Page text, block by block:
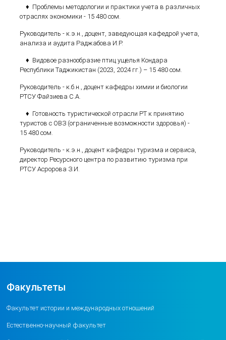
♦ Проблемы методологии и практики учета в различных
отраслях экономики - 15 480 сом.
Руководитель - к.э.н., доцент, заведующая кафедрой учета,
анализа и аудита Раджабова И.Р.
♦ Видовое разнообразие птиц ущелья Кондара
Республики Таджикистан (2023, 2024 гг.) – 15 480 сом.
Руководитель - к.б.н., доцент кафедры химии и биологии
РТСУ Файзиева С.А.
♦ Готовность туристической отрасли РТ к принятию
туристов с ОВЗ (ограниченные возможности здоровья) -
15 480 сом.
Руководитель - к.э.н., доцент кафедры туризма и сервиса,
директор Ресурсного центра по развитию туризма при
РТСУ Асророва З.И.
Факультеты
Факультет истории и международных отношений
Естественно-научный факультет